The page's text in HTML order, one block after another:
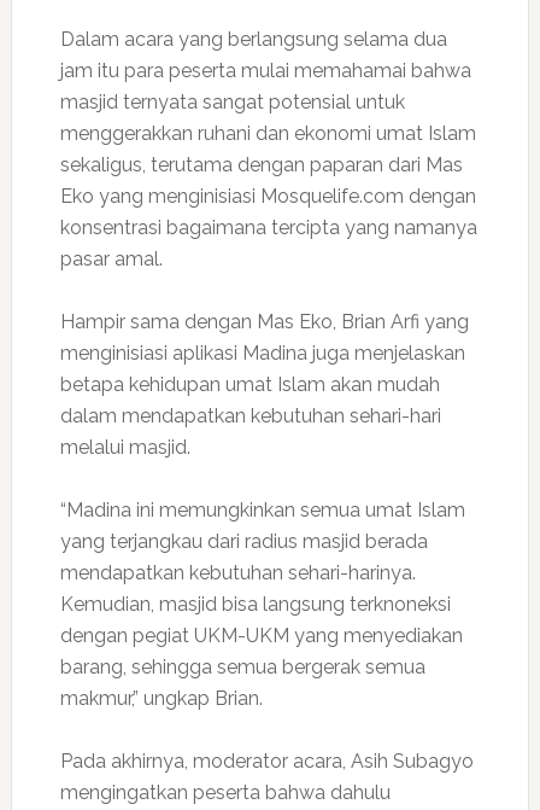
Dalam acara yang berlangsung selama dua
jam itu para peserta mulai memahamai bahwa
masjid ternyata sangat potensial untuk
menggerakkan ruhani dan ekonomi umat Islam
sekaligus, terutama dengan paparan dari Mas
Eko yang menginisiasi Mosquelife.com dengan
konsentrasi bagaimana tercipta yang namanya
pasar amal.
Hampir sama dengan Mas Eko, Brian Arfi yang
menginisiasi aplikasi Madina juga menjelaskan
betapa kehidupan umat Islam akan mudah
dalam mendapatkan kebutuhan sehari-hari
melalui masjid.
“Madina ini memungkinkan semua umat Islam
yang terjangkau dari radius masjid berada
mendapatkan kebutuhan sehari-harinya.
Kemudian, masjid bisa langsung terknoneksi
dengan pegiat UKM-UKM yang menyediakan
barang, sehingga semua bergerak semua
makmur,” ungkap Brian.
Pada akhirnya, moderator acara, Asih Subagyo
mengingatkan peserta bahwa dahulu